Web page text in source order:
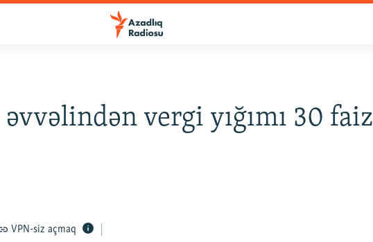
vergi yığımı 30 faiz
VPN-siz açmaq